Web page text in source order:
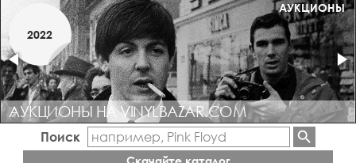
МАГАЗИН ОТКРЫТ
МАРТ
2019
АУКЦИОНЫ
2022
АУКЦИОНЫ НА VINYLBAZAR.COM
Поиск